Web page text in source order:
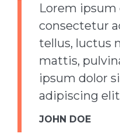
Lorem ipsum
consectetur
tellus, luctus
mattis,
ipsum dolor
adipiscing
JOHN DOE